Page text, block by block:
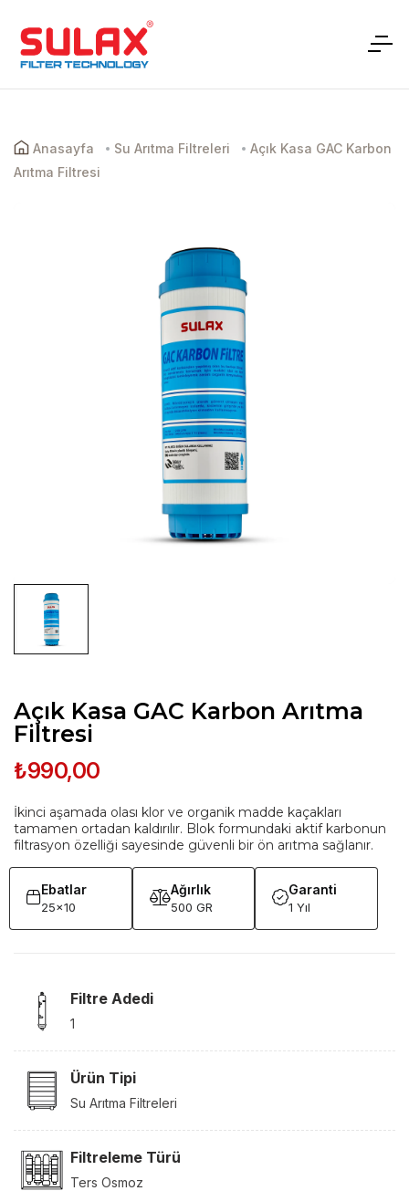
Anasayfa Su Arıtma Filtreleri
Açık Kasa GAC ​​Karbon
Arıtma Filtresi
Açık Kasa GAC ​​Karbon Arıtma
Filtresi
₺990,00
İkinci aşamada olası klor ve organik madde kaçakları
tamamen ortadan kaldırılır. Blok formundaki aktif karbonun
filtrasyon özelliği sayesinde güvenli bir ön arıtma sağlanır.
Ebatlar
25x10
Ağırlık
500 GR
Garanti
1 Yıl
Filtre Adedi
1
Ürün Tipi
Su Arıtma Filtreleri
Filtreleme Türü
Ters Osmoz